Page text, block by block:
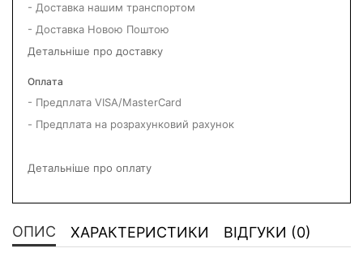
- Доставка нашим транспортом
- Доставка Новою Поштою
Детальніше про доставку
Оплата
- Предплата VISA/MasterCard
- Предплата на розрахунковий рахунок
Детальніше про оплату
ОПИС ХАРАКТЕРИСТИКИ ВІДГУКИ (0)